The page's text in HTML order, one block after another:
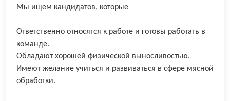
Мы ищем кандидатов, которые
Ответственно относятся к работе и готовы работать в
команде.
Обладают хорошей физической выносливостью.
Имеют желание учиться и развиваться в сфере мясной
обработки.